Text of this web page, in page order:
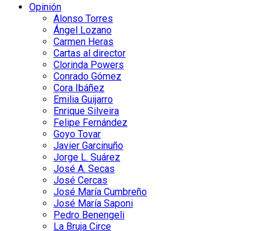
Opinión
Alonso Torres
Ángel Lozano
Carmen Heras
Cartas al director
Clorinda Powers
Conrado Gómez
Cora Ibáñez
Emilia Guijarro
Enrique Silveira
Felipe Fernández
Goyo Tovar
Javier Garcinuño
Jorge L. Suárez
José A. Secas
José Cercas
José María Cumbreño
José María Saponi
Pedro Benengeli
La Bruja Circe